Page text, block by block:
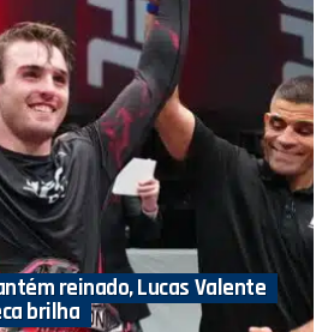
reinado, Lucas Valente
brilha